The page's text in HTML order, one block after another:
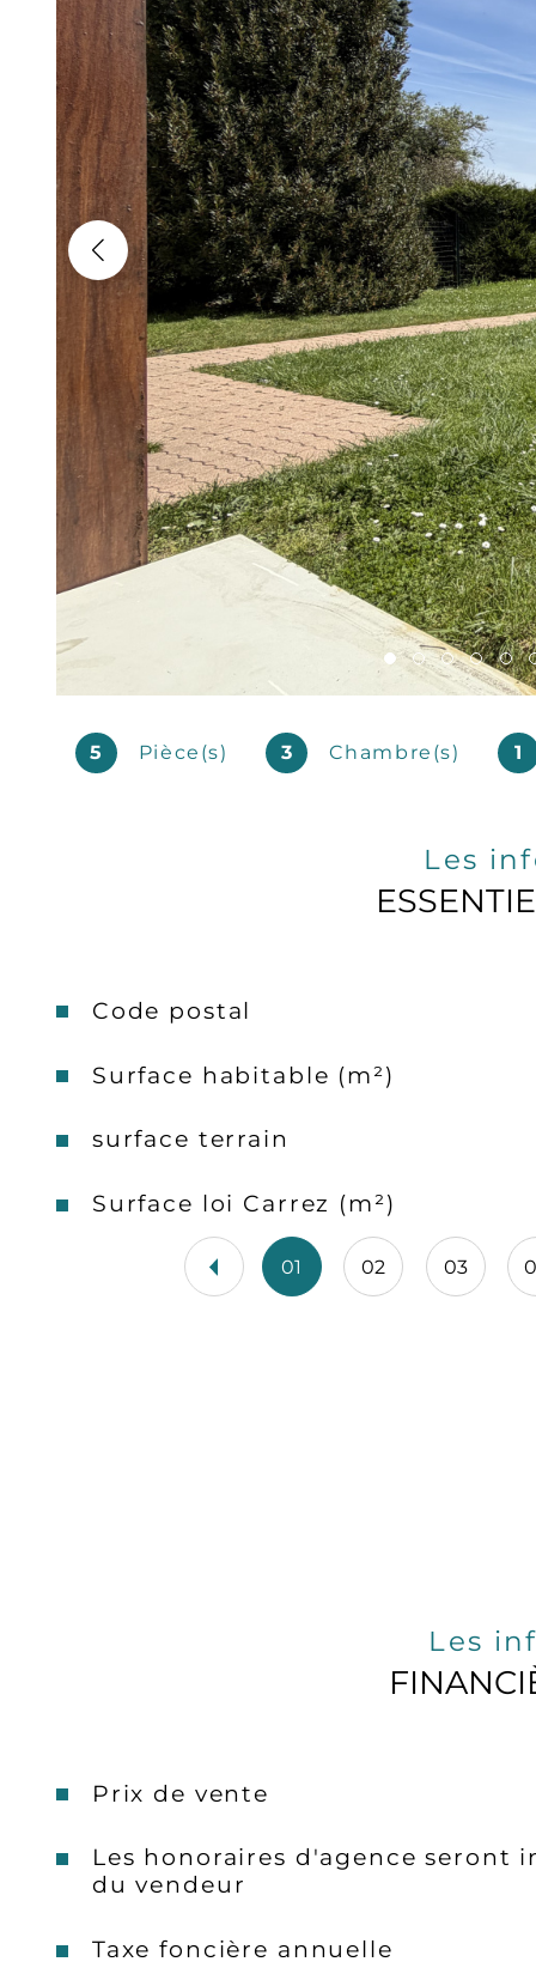
5 Pièce(s) 3 Chambre(s) 1
Les
Caractéristiques Valeurs
Code postal
Surface habitable (m²)
surface terrain
Surface loi Carrez (m²)
01 02 03
Les
Prix de vente
Les honoraires d'agence seront
du vendeur
Taxe foncière annuelle